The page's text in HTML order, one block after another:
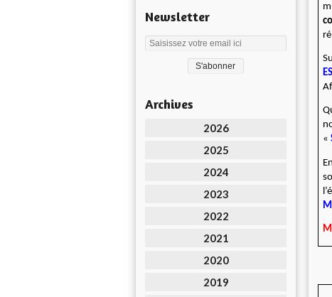
Newsletter
Archives
2026
2025
2024
2023
2022
2021
2020
2019
«